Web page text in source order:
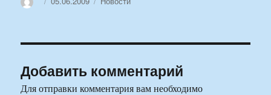
Добавить комментарий
Для отправки комментария вам необходимо